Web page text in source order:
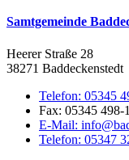
Samtgemeinde
Heerer Straße 28
38271 Baddeckenstedt
Telefon: 05345
Fax: 05345 498-
E-Mail:
Telefon: 05347